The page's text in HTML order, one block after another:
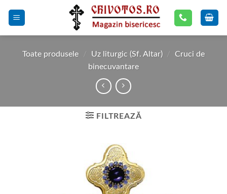
Toate produsele / Uz liturgic (Sf. Altar) /
Cruci de
binecuvantare
FILTREAZĂ